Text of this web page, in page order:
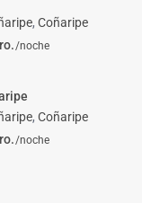
, Coñaripe
/noche
, Coñaripe
/noche